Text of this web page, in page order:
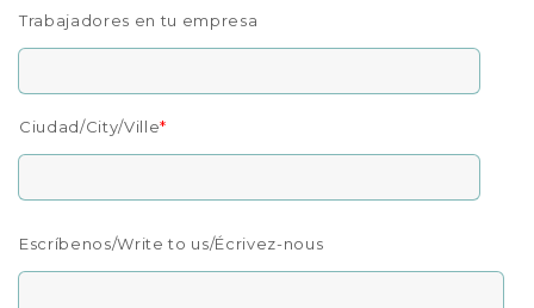
Trabajadores en tu empresa
Ciudad/City/Ville*
Escríbenos/Write to us/Écrivez-nous